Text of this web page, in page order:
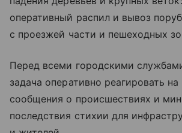
оперативный распил и вывоз
с проезжей части и пешеходных
Перед всеми городскими
задача оперативно реагировать
сообщения о происшествиях и
последствия стихии для